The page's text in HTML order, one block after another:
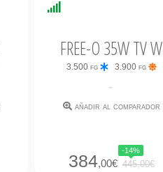
FREE-O 35W TV W
3.500 fg 3.900 fg
-
añadir al comparador
384,00€
-14%
445,00€